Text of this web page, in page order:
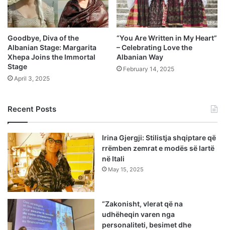
Goodbye, Diva of the
Albanian Stage: Margarita
Xhepa Joins the Immortal
Stage
April 3, 2025
“You Are Written in My Heart”
– Celebrating Love the
Albanian Way
February 14, 2025
Recent Posts
Irina Gjergji: Stilistja shqiptare që
rrëmben zemrat e modës së lartë
në Itali
May 15, 2025
“Zakonisht, vlerat që na
udhëheqin varen nga
personaliteti, besimet dhe